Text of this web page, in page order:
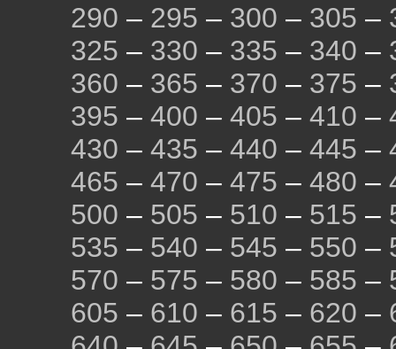
290 – 295 – 300 – 305 –
325 – 330 – 335 – 340 –
360 – 365 – 370 – 375 –
395 – 400 – 405 – 410 –
430 – 435 – 440 – 445 –
465 – 470 – 475 – 480 –
500 – 505 – 510 – 515 –
535 – 540 – 545 – 550 –
570 – 575 – 580 – 585 –
605 – 610 – 615 – 620 –